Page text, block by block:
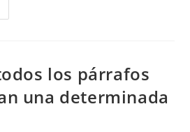
los párrafos
una determinada